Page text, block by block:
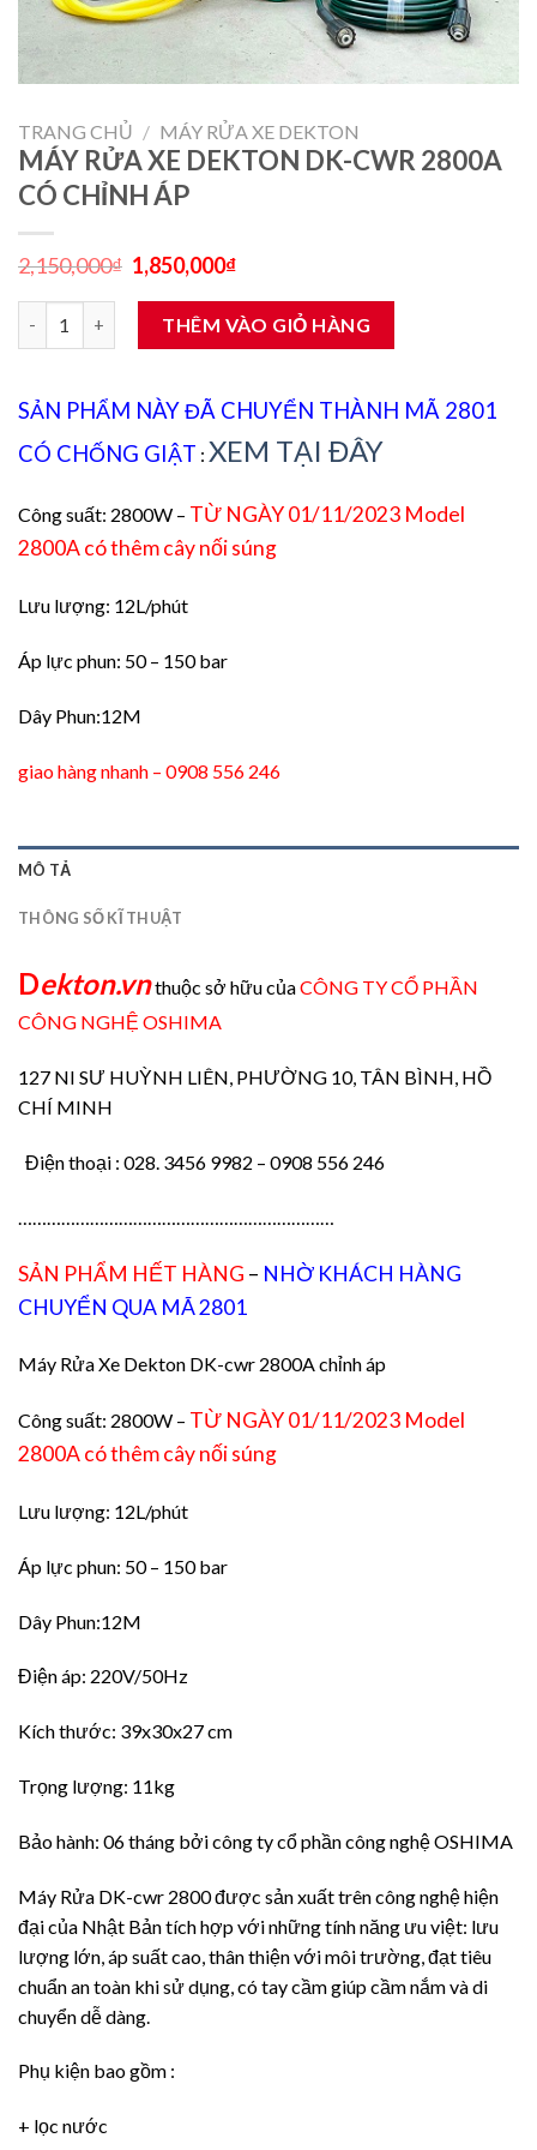
TRANG CHỦ / MÁY RỬA XE DEKTON
MÁY RỬA XE DEKTON DK-CWR 2800A
CÓ CHỈNH ÁP
2,150,000₫ Giá
gốc
là:
2,150,000₫.
1,850,000₫Giá
tại
là:
1,850,000₫.
MÁY RỬA XE DEKTON DK-CWR 2800A CÓ CHỈNH ÁP số lượng
THÊM VÀO GIỎ HÀNG
SẢN PHẨM NÀY ĐÃ CHUYỂN THÀNH MÃ 2801
CÓ CHỐNG GIẬT : XEM TẠI ĐÂY
Công suất: 2800W – TỪ NGÀY 01/11/2023 Model
2800A có thêm cây nối súng
Lưu lượng: 12L/phút
Áp lực phun: 50 – 150 bar
Dây Phun:12M
giao hàng nhanh – 0908 556 246
MÔ TẢ
THÔNG SỐ KĨ THUẬT
Dekton.vnthuộc sở hữu củaCÔNG TY CỔ PHẦN
CÔNG NGHỆ OSHIMA
127 NI SƯ HUỲNH LIÊN, PHƯỜNG 10, TÂN BÌNH, HỒ
CHÍ MINH
Điện thoại : 028. 3456 9982 – 0908 556 246
SẢN PHẨM HẾT HÀNG – NHỜ KHÁCH HÀNG
CHUYỂN QUA MÃ 2801
Máy Rửa Xe Dekton DK-cwr 2800A chỉnh áp
Công suất: 2800W – TỪ NGÀY 01/11/2023 Model
2800A có thêm cây nối súng
Lưu lượng: 12L/phút
Áp lực phun: 50 – 150 bar
Dây Phun:12M
Điện áp: 220V/50Hz
Kích thước: 39x30x27 cm
Trọng lượng: 11kg
Bảo hành: 06 tháng bởi công ty cổ phần công nghệ OSHIMA
Máy Rửa DK-cwr 2800 được sản xuất trên công nghệ hiện
đại của Nhật Bản tích hợp với những tính năng ưu việt: lưu
lượng lớn, áp suất cao, thân thiện với môi trường, đạt tiêu
chuẩn an toàn khi sử dụng, có tay cầm giúp cầm nắm và di
chuyển dễ dàng.
Phụ kiện bao gồm :
+ lọc nước